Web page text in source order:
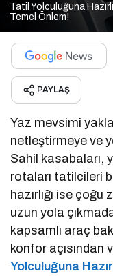
Tatil Yolculuğuna
Temel Önlem!
PAYLAŞ
Yaz mevsimi
netleştirmeye ve
Sahil kasabaları,
rotaları tatilcileri
hazırlığı ise
uzun yola
kapsamlı araç
konfor
Yolculuğuna